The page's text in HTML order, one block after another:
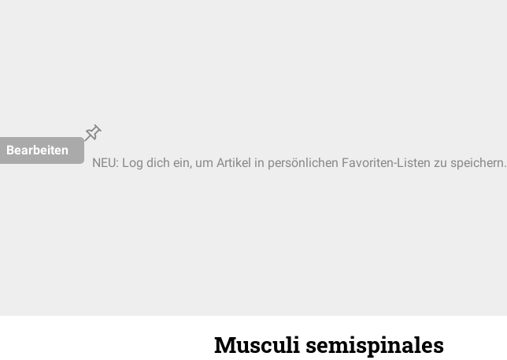
Bearbeiten
NEU: Log dich ein, um Artikel in persönlichen Favoriten-Listen zu speichern.
Musculi semispinales